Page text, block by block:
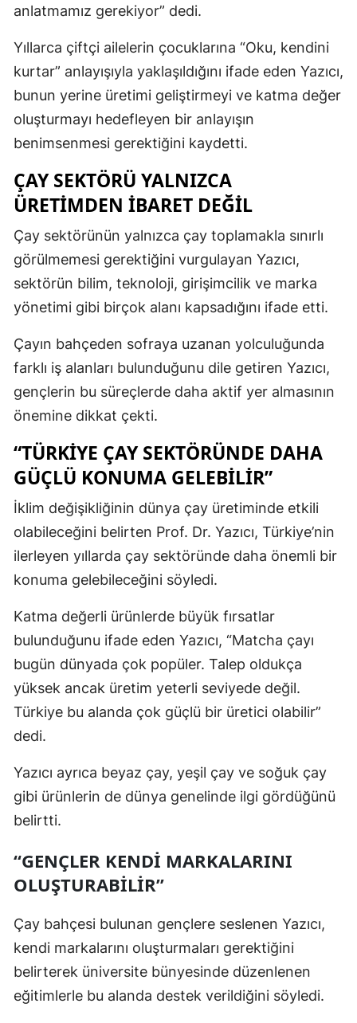
anlatmamız gerekiyor” dedi.
Yıllarca çiftçi ailelerin çocuklarına “Oku, kendini
kurtar” anlayışıyla yaklaşıldığını ifade eden Yazıcı,
bunun yerine üretimi geliştirmeyi ve katma değer
oluşturmayı hedefleyen bir anlayışın
benimsenmesi gerektiğini kaydetti.
ÇAY SEKTÖRÜ YALNIZCA
ÜRETİMDEN İBARET DEĞİL
Çay sektörünün yalnızca çay toplamakla sınırlı
görülmemesi gerektiğini vurgulayan Yazıcı,
sektörün bilim, teknoloji, girişimcilik ve marka
yönetimi gibi birçok alanı kapsadığını ifade etti.
Çayın bahçeden sofraya uzanan yolculuğunda
farklı iş alanları bulunduğunu dile getiren Yazıcı,
gençlerin bu süreçlerde daha aktif yer almasının
önemine dikkat çekti.
“TÜRKİYE ÇAY SEKTÖRÜNDE DAHA
GÜÇLÜ KONUMA GELEBİLİR”
İklim değişikliğinin dünya çay üretiminde etkili
olabileceğini belirten Prof. Dr. Yazıcı, Türkiye’nin
ilerleyen yıllarda çay sektöründe daha önemli bir
konuma gelebileceğini söyledi.
Katma değerli ürünlerde büyük fırsatlar
bulunduğunu ifade eden Yazıcı, “Matcha çayı
bugün dünyada çok popüler. Talep oldukça
yüksek ancak üretim yeterli seviyede değil.
Türkiye bu alanda çok güçlü bir üretici olabilir”
dedi.
Yazıcı ayrıca beyaz çay, yeşil çay ve soğuk çay
gibi ürünlerin de dünya genelinde ilgi gördüğünü
belirtti.
“GENÇLER KENDİ MARKALARINI
OLUŞTURABİLİR”
Çay bahçesi bulunan gençlere seslenen Yazıcı,
kendi markalarını oluşturmaları gerektiğini
belirterek üniversite bünyesinde düzenlenen
eğitimlerle bu alanda destek verildiğini söyledi.